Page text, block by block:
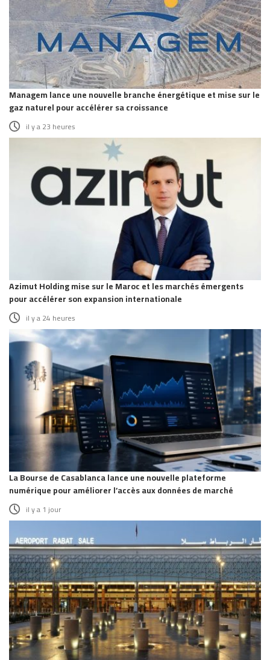
Managem lance une nouvelle branche énergétique et mise sur le
gaz naturel pour accélérer sa croissance
il y a 23 heures
Azimut Holding mise sur le Maroc et les marchés émergents
pour accélérer son expansion internationale
il y a 24 heures
La Bourse de Casablanca lance une nouvelle plateforme
numérique pour améliorer l’accès aux données de marché
il y a 1 jour